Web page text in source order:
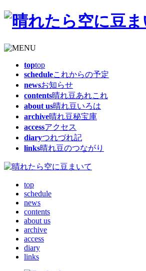
toptop
scheduleこれからの予定
newsお知らせ
contents晴れ豆あれこれ
about us晴れ豆いろは
archive晴れ豆秘宝庫
accessアクセス
diaryつれづれ記
links晴れ豆のつながり
top
schedule
news
contents
about us
archive
access
diary
links